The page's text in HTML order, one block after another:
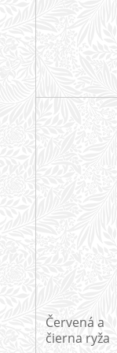
Červená a
čierna ryža